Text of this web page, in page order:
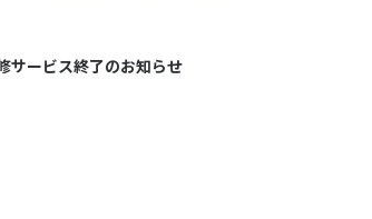
サービス終了のお知らせ